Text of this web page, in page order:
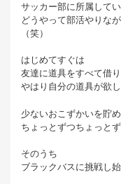
サッカー部に所属してい
どうやって部活やりな
（笑）
はじめてすぐは
友達に道具をすべて借
やはり自分の道具が欲
少ないおこずかいを貯
ちょっとずつちょっと
そのうち
ブラックバスに挑戦し